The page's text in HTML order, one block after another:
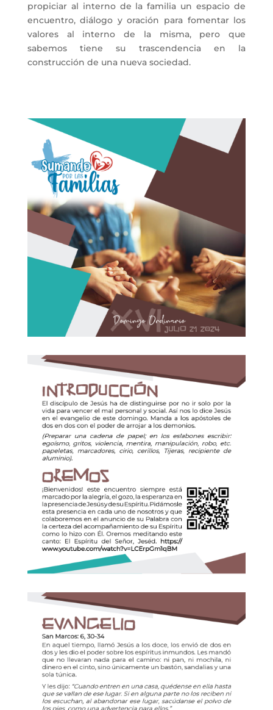
propiciar al interno de la familia un espacio de
encuentro, diálogo y oración para fomentar los
valores al interno de la misma, pero que
sabemos tiene su trascendencia en la
construcción de una nueva sociedad.